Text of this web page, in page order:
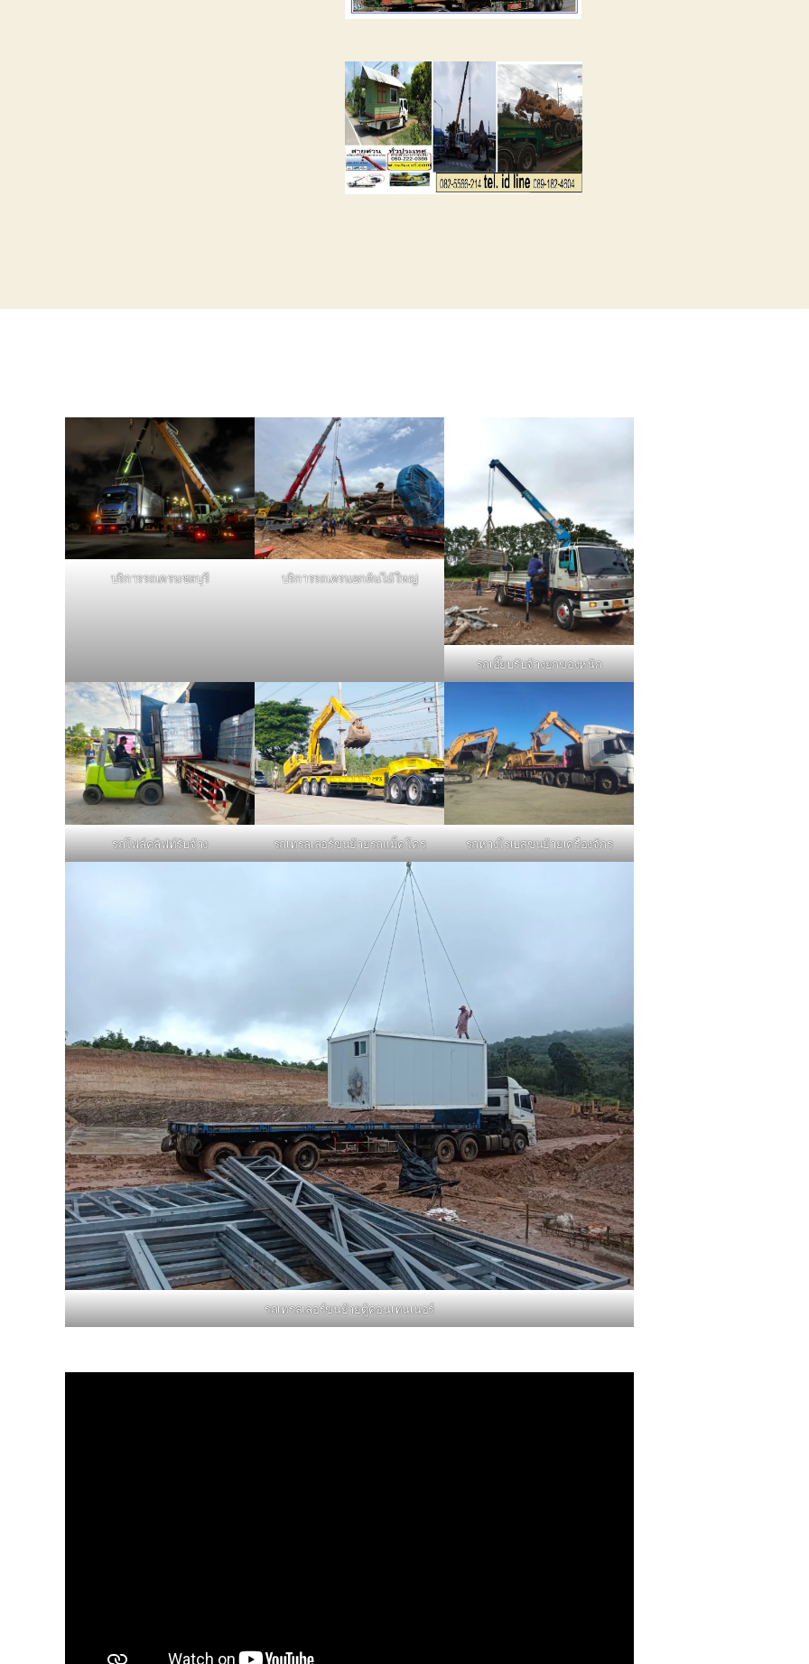
บริการรถเครนชลบุรี บริการรถเครนยกต้นไม้ใหญ่
รถเฮี๊ยบรับจ้างยกของหนัก
รถโฟล์คลิฟท์รับจ้าง รถเทรลเลอร์ขนย้ายรถแม็คโคร รถหางโรเบสขนย้ายเครื่องจักร
รถเทรลเลอร์ขนย้ายตู้คอนเทนเนอร์